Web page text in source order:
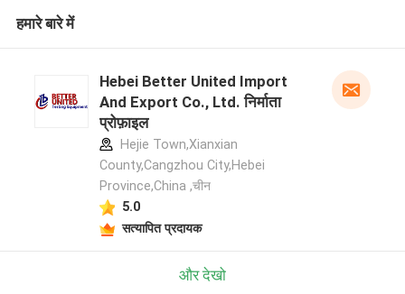
हमारे बारे में
Hebei Better United Import
And Export Co., Ltd. निर्माता
प्रोफ़ाइल
Hejie Town,Xianxian
County,Cangzhou City,Hebei
Province,China ,चीन
5.0
सत्यापित प्रदायक
और देखो